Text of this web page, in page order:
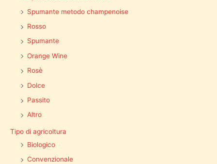
Spumante metodo champenoise
Rosso
Spumante
Orange Wine
Rosè
Dolce
Passito
Altro
Tipo di agricoltura
Biologico
Convenzionale